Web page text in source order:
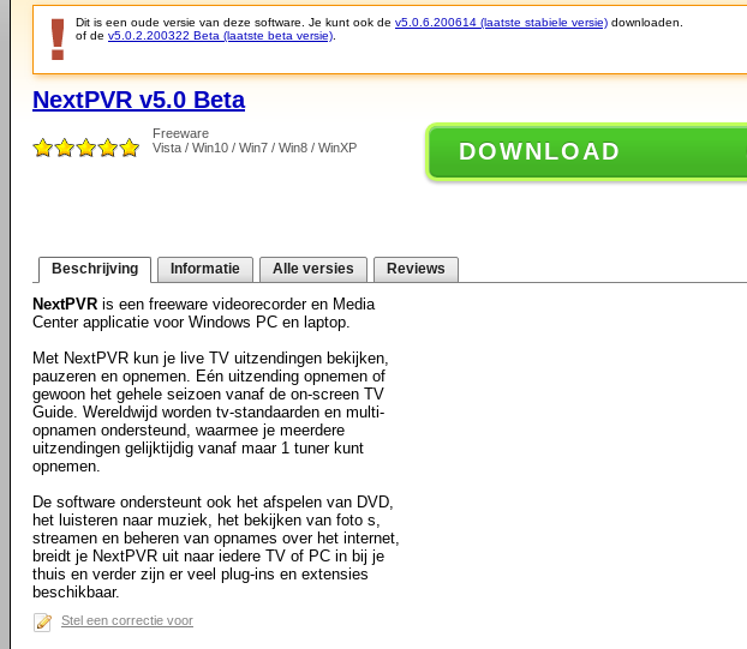
Dit is een oude versie van deze software. Je kunt ook de v5.0.6.200614 (laatste stabiele versie) downloaden.
of de v5.0.2.200322 Beta (laatste beta versie)
NextPVR v5.0 Beta
Freeware
Vista / Win10 / Win7 / Win8 / WinXP
DOWNLOAD
Beschrijving Informatie Alle versies Reviews
NextPVR is een freeware videorecorder en Media
Center applicatie voor Windows PC en laptop.
Met NextPVR kun je live TV uitzendingen bekijken,
pauzeren en opnemen. Eén uitzending opnemen of
gewoon het gehele seizoen vanaf de on-screen TV
Guide. Wereldwijd worden tv-standaarden en multi-
opnamen ondersteund, waarmee je meerdere
uitzendingen gelijktijdig vanaf maar 1 tuner kunt
opnemen.
De software ondersteunt ook het afspelen van DVD,
het luisteren naar muziek, het bekijken van foto s,
streamen en beheren van opnames over het internet,
breidt je NextPVR uit naar iedere TV of PC in bij je
thuis en verder zijn er veel plug-ins en extensies
beschikbaar.
Stel een correctie voor